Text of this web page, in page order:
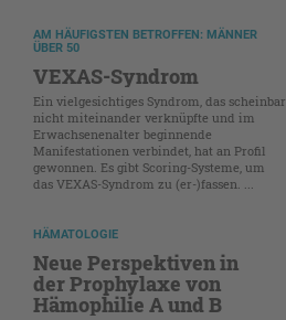
AM HÄUFIGSTEN BETROFFEN: MÄNNER
ÜBER 50
VEXAS-Syndrom
Ein vielgesichtiges Syndrom, das scheinbar
nicht miteinander verknüpfte und im
Erwachsenenalter beginnende
Manifestationen verbindet, hat an Profil
gewonnen. Es gibt Scoring-Systeme, um
das VEXAS-Syndrom zu (er-)fassen. ...
HÄMATOLOGIE
Neue Perspektiven in
der Prophylaxe von
Hämophilie A und B